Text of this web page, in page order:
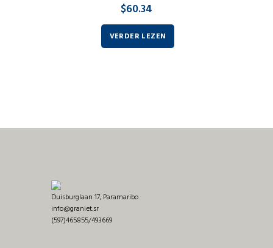
$60.34
VERDER LEZEN
Duisburglaan 17, Paramaribo
info@graniet.sr
(597)465855/493669